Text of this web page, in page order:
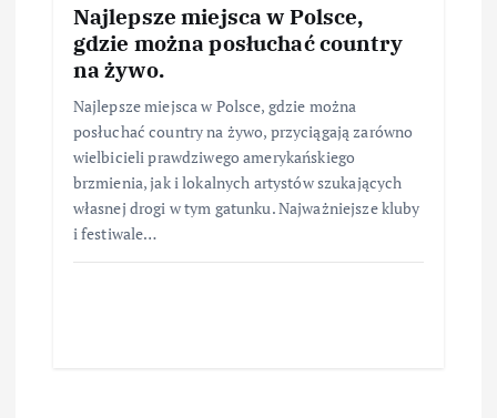
Najlepsze miejsca w Polsce,
gdzie można posłuchać country
na żywo.
Najlepsze miejsca w Polsce, gdzie można
posłuchać country na żywo, przyciągają zarówno
wielbicieli prawdziwego amerykańskiego
brzmienia, jak i lokalnych artystów szukających
własnej drogi w tym gatunku. Najważniejsze kluby
i festiwale…